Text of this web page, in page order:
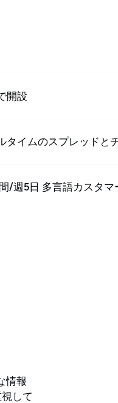
開設
タイムのスプレッドと
/週5日 多言語カスタマ
情報
して